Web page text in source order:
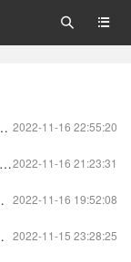


2022-11-16 22:55:20
2022-11-16 21:23:31
2022-11-16 19:52:08
2022-11-15 23:28:25